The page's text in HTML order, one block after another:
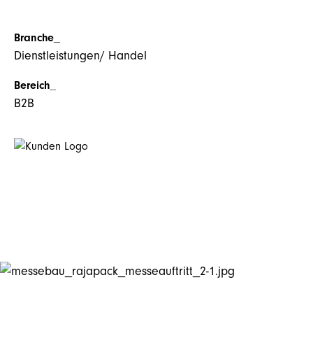
Branche_
Dienstleistungen/ Handel
Bereich_
B2B